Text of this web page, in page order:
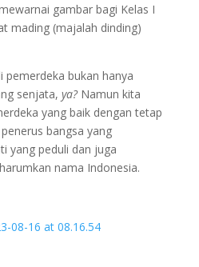
gambar bagi Kelas I
mading (majalah dinding)
pemerdeka bukan hanya
senjata, ya? Namun kita
yang baik dengan tetap
bangsa yang
yang peduli dan juga
nama Indonesia.